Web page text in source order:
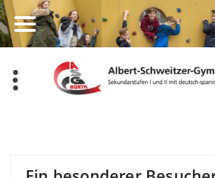
Zum
Inhalt
springen